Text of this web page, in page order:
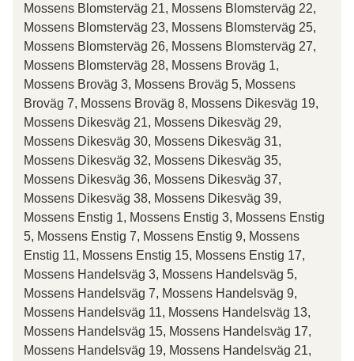
Mossens Blomsterväg 21, Mossens Blomsterväg 22,
Mossens Blomsterväg 23, Mossens Blomsterväg 25,
Mossens Blomsterväg 26, Mossens Blomsterväg 27,
Mossens Blomsterväg 28, Mossens Broväg 1,
Mossens Broväg 3, Mossens Broväg 5, Mossens
Broväg 7, Mossens Broväg 8, Mossens Dikesväg 19,
Mossens Dikesväg 21, Mossens Dikesväg 29,
Mossens Dikesväg 30, Mossens Dikesväg 31,
Mossens Dikesväg 32, Mossens Dikesväg 35,
Mossens Dikesväg 36, Mossens Dikesväg 37,
Mossens Dikesväg 38, Mossens Dikesväg 39,
Mossens Enstig 1, Mossens Enstig 3, Mossens Enstig
5, Mossens Enstig 7, Mossens Enstig 9, Mossens
Enstig 11, Mossens Enstig 15, Mossens Enstig 17,
Mossens Handelsväg 3, Mossens Handelsväg 5,
Mossens Handelsväg 7, Mossens Handelsväg 9,
Mossens Handelsväg 11, Mossens Handelsväg 13,
Mossens Handelsväg 15, Mossens Handelsväg 17,
Mossens Handelsväg 19, Mossens Handelsväg 21,